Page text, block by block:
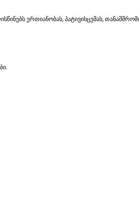
ერთიანობას, პატივისცემას,